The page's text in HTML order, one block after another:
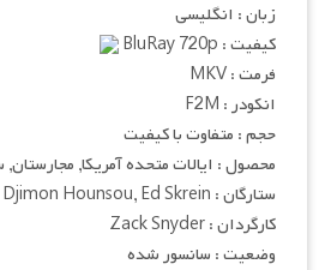
زبان : انگلیسی
کیفیت : BluRay 720p
فرمت : MKV
انکودر : F2M
حجم : متفاوت با کیفیت
محصول : ایالات متحده آمریکا,
ستارگان : Sofia Boutella, Djimon Hounsou, Ed Skrein
کارگردان : Zack Snyder
وضعیت : سانسور شده